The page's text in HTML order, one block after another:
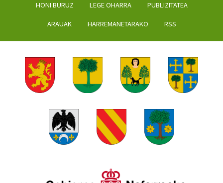
HONI BURUZ LEGE OHARRA PUBLIZITATEA
ARAUAK HARREMANETARAKO RSS